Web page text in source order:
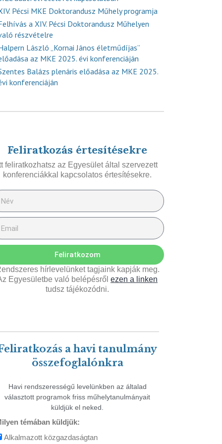
Pécsi MKE Doktorandusz Műhely programja
a XIV. Pécsi Doktorandusz Műhelyen
részvételre
László „Kornai János életműdíjas”
az MKE 2025. évi konferenciáján
Balázs plenáris előadása az MKE 2025.
konferenciáján
Feliratkozás értesítésekre
feliratkozhatsz az Egyesület által szervezett
konferenciákkal kapcsolatos értesítésekre.
Feliratkozom
hírlevelünket tagjaink kapják meg.
Egyesületbe való belépésről ezen a linken
tudsz tájékozódni.
a havi tanulmány
összefoglalónkra
Havi rendszerességű levelünkben az általad
választott programok friss műhelytanulmányait
küldjük el neked.
témában küldjük:
Alkalmazott közgazdaságtan